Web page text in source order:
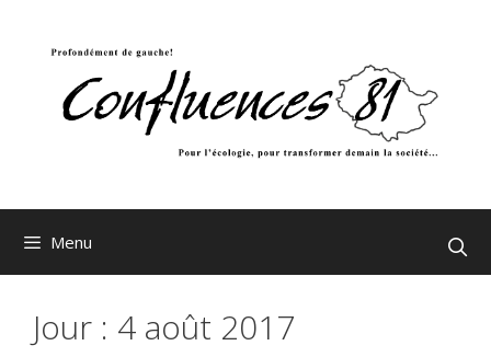
Menu
Jour : 4 août 2017